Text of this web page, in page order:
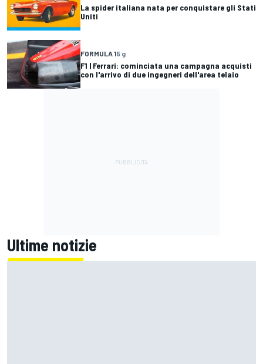
La spider italiana nata per conquistare gli Stati
Uniti
FORMULA 15 g
F1 | Ferrari: cominciata una campagna acquisti
con l'arrivo di due ingegneri dell'area telaio
Ultime notizie